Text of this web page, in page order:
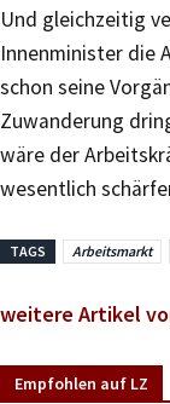
Und gleichzeitig
Innenminister die
schon seine
Zuwanderung
wäre der
wesentlich
TAGS Arbeitsmarkt
weitere Artikel
Empfohlen auf LZ